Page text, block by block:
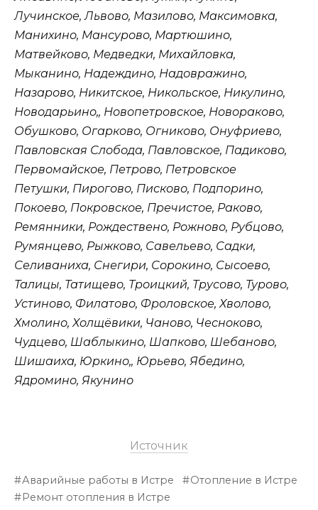
Лучинское, Львово, Мазилово, Максимовка,
Манихино, Мансурово, Мартюшино,
Матвейково, Медведки, Михайловка,
Мыканино, Надеждино, Надовражино,
Назарово, Никитское, Никольское, Никулино,
Новодарьино,, Новопетровское, Новораково,
Обушково, Огарково, Огниково, Онуфриево,
Павловская Слобода, Павловское, Падиково,
Первомайское, Петрово, Петровское
Петушки, Пирогово, Писково, Подпорино,
Покоево, Покровское, Пречистое, Раково,
Ремянники, Рождествено, Рожново, Рубцово,
Румянцево, Рыжково, Савельево, Садки,
Селиваниха, Снегири, Сорокино, Сысоево,
Талицы, Татищево, Троицкий, Трусово, Турово,
Устиново, Филатово, Фроловское, Хволово,
Хмолино, Холщёвики, Чаново, Чесноково,
Чудцево, Шаблыкино, Шапково, Шебаново,
Шишаиха, Юркино,, Юрьево, Ябедино,
Ядромино, Якунино
Источник
Аварийные работы в Истре
Отопление в Истре
Ремонт отопления в Истре